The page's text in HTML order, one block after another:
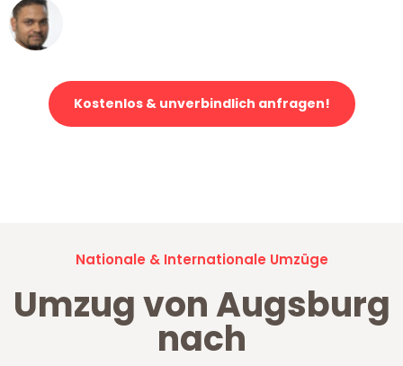
Kostenlos & unverbindlich anfragen!
Nationale & Internationale Umzüge
Umzug von Augsburg
nach